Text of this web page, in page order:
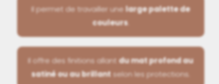
Il permet de travailler une large palette de
couleurs.
Il offre des finitions allantdu mat profond au
satiné ou au brillant selon les protections.